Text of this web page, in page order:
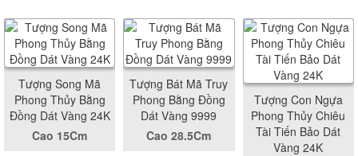
Tượng Song Mã
Phong Thủy Bằng
Đồng Dát Vàng 24K
Cao 15Cm
Tượng Bát Mã Truy
Phong Bằng Đồng
Dát Vàng 9999
Cao 28.5Cm
Tượng Con Ngựa
Phong Thủy Chiêu
Tài Tiến Bảo Dát
Vàng 24K